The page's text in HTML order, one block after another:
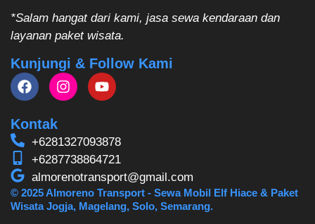
*Salam hangat dari kami, jasa sewa kendaraan dan
layanan paket wisata.
Kunjungi & Follow Kami
Kontak
+6281327093878
+6287738864721
almorenotransport@gmail.com
© 2025 Almoreno Transport - Sewa Mobil Elf Hiace & Paket
Wisata Jogja, Magelang, Solo, Semarang.